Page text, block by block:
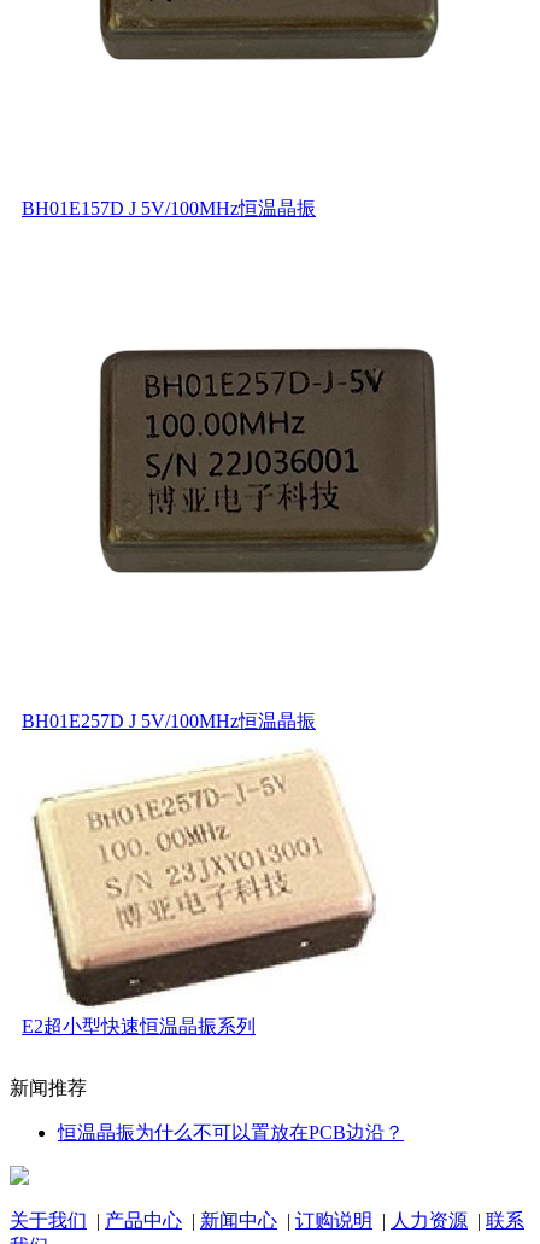
BH01E157D J 5V/100MHz恒温晶振
BH01E257D J 5V/100MHz恒温晶振
E2超小型快速恒温晶振系列
新闻推荐
恒温晶振为什么不可以置放在PCB边沿？
关于我们 | 产品中心 | 新闻中心 | 订购说明 | 人力资源 | 联系